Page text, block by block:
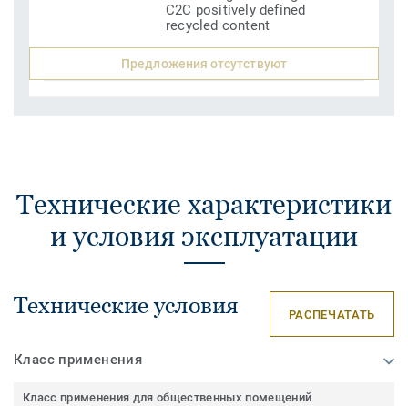
C2C positively defined
recycled content
Предложения отсутствуют
Технические характеристики
и условия эксплуатации
Технические условия РАСПЕЧАТАТЬ
Класс применения
Класс применения для общественных помещений